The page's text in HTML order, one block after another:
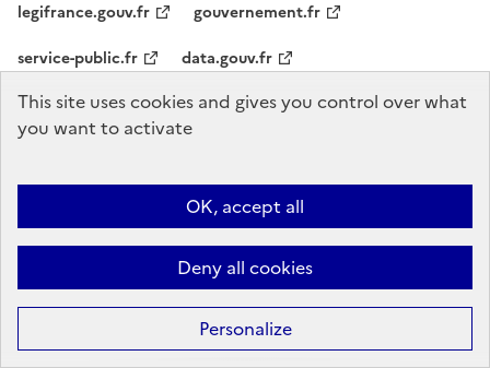
legifrance.gouv.fr
gouvernement.fr
service-public.fr
data.gouv.fr
Accessibilité : conformité partielle
Sauf mention explicite de propriété intellectuelle détenue par des tiers,
les contenus de ce site sont proposés souslicence etalab-2.0
This site uses cookies and gives you control over what
you want to activate
OK, accept all
Deny all cookies
Personalize